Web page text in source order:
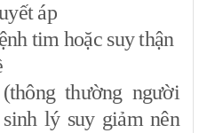
áp
tim hoặc suy thận
thường người
lý suy giảm nên